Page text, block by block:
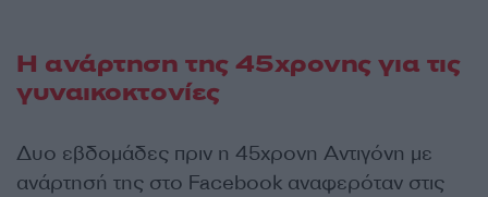
Η ανάρτηση της 45χρονης για τις
γυναικοκτονίες
Δυο εβδομάδες πριν η 45χρονη Αντιγόνη με
ανάρτησή της στο Facebook αναφερόταν στις